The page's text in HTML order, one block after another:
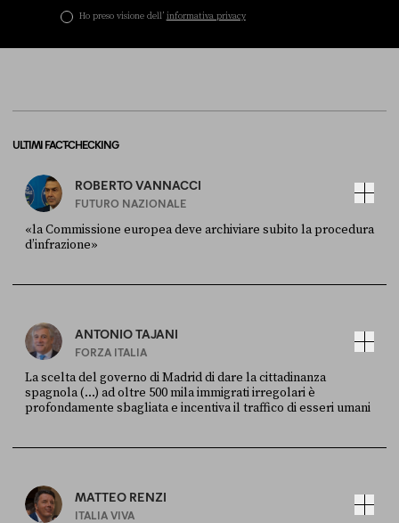
Ho preso visione dell’ informativa privacy
ULTIMI FACT-CHECKING
ROBERTO VANNACCI
FUTURO NAZIONALE
«la Commissione europea deve archiviare subito la procedura
d’infrazione»
ANTONIO TAJANI
FORZA ITALIA
La scelta del governo di Madrid di dare la cittadinanza
spagnola (...) ad oltre 500 mila immigrati irregolari è
profondamente sbagliata e incentiva il traffico di esseri umani
MATTEO RENZI
ITALIA VIVA